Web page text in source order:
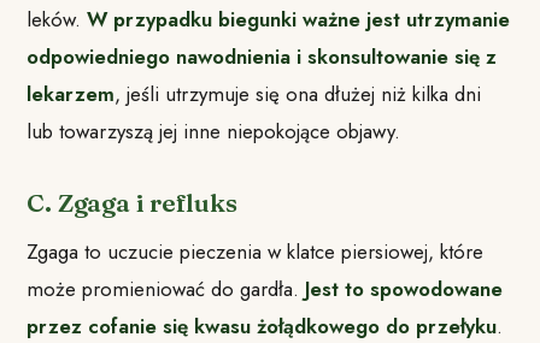
leków.W przypadku biegunki ważne jest utrzymanie
odpowiedniego nawodnienia i skonsultowanie się z
lekarzem, jeśli utrzymuje się ona dłużej niż kilka dni
lub towarzyszą jej inne niepokojące objawy.
C. Zgaga i refluks
Zgaga to uczucie pieczenia w klatce piersiowej, które
może promieniować do gardła. Jest to spowodowane
przez cofanie się kwasu żołądkowego do przełyku.